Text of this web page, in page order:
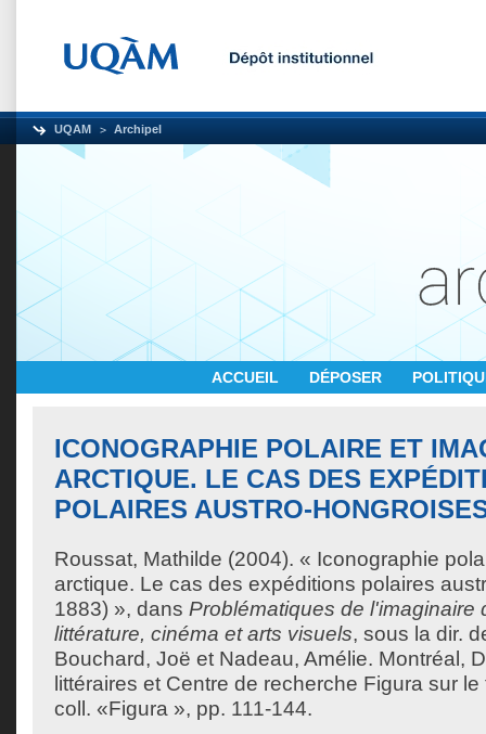
UQAM Archipel
ACCUEIL DÉPOSER
ICONOGRAPHIE POLAIRE ET
ARCTIQUE. LE CAS DES
POLAIRES AUSTRO-
Roussat, Mathilde (2004). « Iconographie
arctique. Le cas des expéditions polaires
1883) », dans Problématiques de l'imaginaire
littérature, cinéma et arts visuels, sous la dir.
Bouchard, Joë et Nadeau, Amélie. Montréal,
littéraires et Centre de recherche Figura sur
coll. «Figura », pp. 111-144.